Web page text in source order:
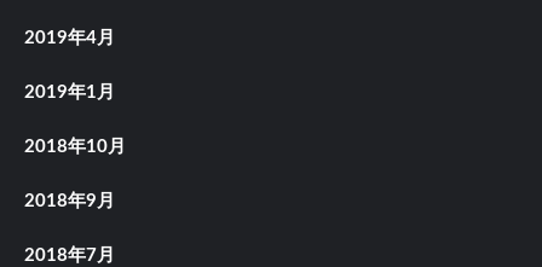
2019年4月
2019年1月
2018年10月
2018年9月
2018年7月